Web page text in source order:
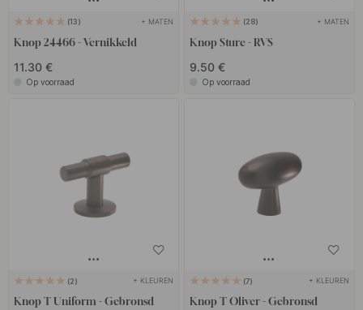
13 + MATEN
Knop 24466 - Vernikkeld
11.30 €
Op voorraad
28 + MATEN
Knop Sture - RVS
9.50 €
Op voorraad
2 + KLEUREN
Knop T Uniform - Gebronsd
7 + KLEUREN
Knop T Oliver - Gebronsd